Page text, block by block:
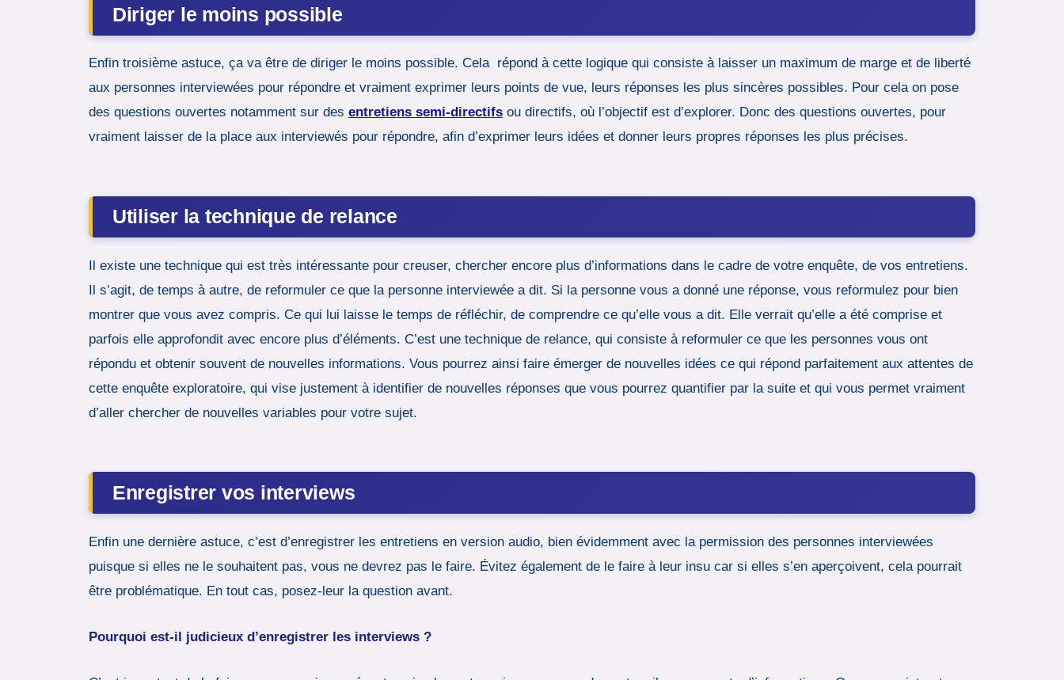
Diriger le moins possible
Enfin troisième astuce, ça va être de diriger le moins possible. Cela répond à cette logique qui consiste à laisser un maximum de marge et de liberté
aux personnes interviewées pour répondre et vraiment exprimer leurs points de vue, leurs réponses les plus sincères possibles. Pour cela on pose
des questions ouvertes notamment sur des entretiens semi-directifs ou directifs, où l’objectif est d’explorer. Donc des questions ouvertes, pour
vraiment laisser de la place aux interviewés pour répondre, afin d’exprimer leurs idées et donner leurs propres réponses les plus précises.
Utiliser la technique de relance
Il existe une technique qui est très intéressante pour creuser, chercher encore plus d’informations dans le cadre de votre enquête, de vos entretiens.
Il s’agit, de temps à autre, de reformuler ce que la personne interviewée a dit. Si la personne vous a donné une réponse, vous reformulez pour bien
montrer que vous avez compris. Ce qui lui laisse le temps de réfléchir, de comprendre ce qu’elle vous a dit. Elle verrait qu’elle a été comprise et
parfois elle approfondit avec encore plus d’éléments. C’est une technique de relance, qui consiste à reformuler ce que les personnes vous ont
répondu et obtenir souvent de nouvelles informations. Vous pourrez ainsi faire émerger de nouvelles idées ce qui répond parfaitement aux attentes de
cette enquête exploratoire, qui vise justement à identifier de nouvelles réponses que vous pourrez quantifier par la suite et qui vous permet vraiment
d’aller chercher de nouvelles variables pour votre sujet.
Enregistrer vos interviews
Enfin une dernière astuce, c’est d’enregistrer les entretiens en version audio, bien évidemment avec la permission des personnes interviewées
puisque si elles ne le souhaitent pas, vous ne devrez pas le faire. Évitez également de le faire à leur insu car si elles s’en aperçoivent, cela pourrait
être problématique. En tout cas, posez-leur la question avant.
Pourquoi est-il judicieux d’enregistrer les interviews ?